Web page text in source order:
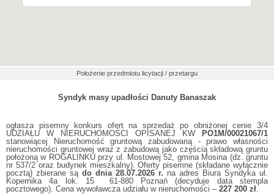
Położenie przedmiotu licytacji / przetargu
Syndyk masy upadłości Danuty Banaszak
ogłasza pisemny konkurs ofert na sprzedaż po obniżonej cenie 3/4
UDZIAŁU W NIERUCHOMOŚCI OPISANEJ KW
PO1M/00021067/1
stanowiącej Nieruchomość gruntową zabudowaną - prawo własności
nieruchomości gruntowej wraz z zabudową jako częścią składową gruntu
położoną w ROGALINKU przy ul. Mostowej 52, gmina Mosina (dz. gruntu
nr 537/2 oraz budynek mieszkalny). Oferty pisemne (składane wyłącznie
pocztą) zbierane są do dnia 28.07.2026 r. na adres Biura Syndyka ul.
Kopernika 4a lok. 15 61-880 Poznań (decyduje data stempla
pocztowego). Cena wywoławcza udziału w nieruchomości – 227 200 zł.